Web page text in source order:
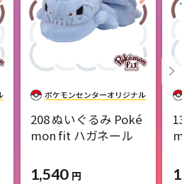
208 ぬいぐるみ Poké
mon fit ハガネール
1,540 円